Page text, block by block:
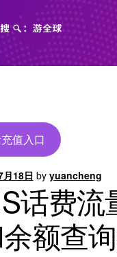
值入口
月18日 by yuancheng
话费流
额查